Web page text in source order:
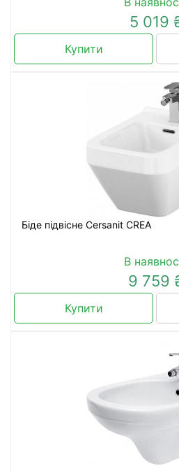
5 019
Купити
Біде підвісне Cersanit CREA
В
9 759
Купити